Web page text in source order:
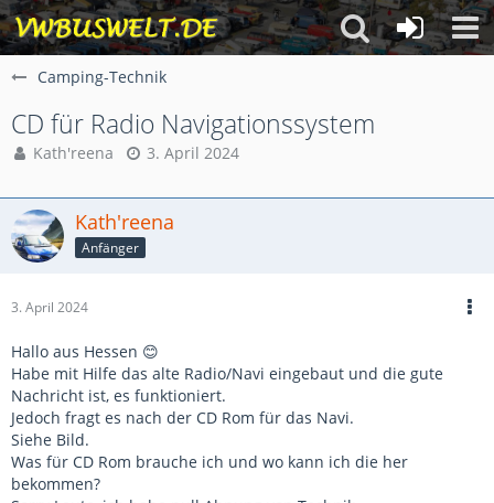
Camping-Technik
CD für Radio Navigationssystem
Kath'reena 3. April 2024
Kath'reena
Anfänger
3. April 2024
Hallo aus Hessen 😊
Habe mit Hilfe das alte Radio/Navi eingebaut und die gute
Nachricht ist, es funktioniert.
Jedoch fragt es nach der CD Rom für das Navi.
Siehe Bild.
Was für CD Rom brauche ich und wo kann ich die her
bekommen?